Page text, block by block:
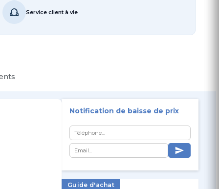
Service client à vie
Notification de baisse de prix
Guide d'achat